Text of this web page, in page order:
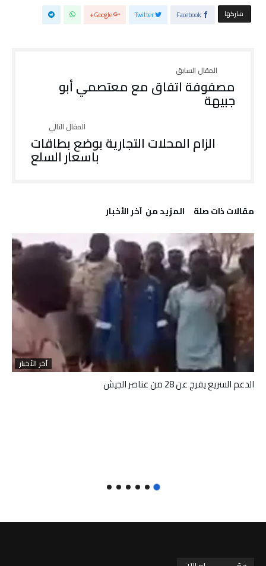
‫‫ شاركها‬ Facebook
Twitter
Google+
مصفوفة اتفاق مع معتصمي أبو
جبيهة
الزام المحلات التجارية بوضع بطاقات
باسعار السلع
‫مقالات ذات صلة‬ ‫المزيد من ‬ آخر الأخبار
آخر الأخبار
الدعم السريع يفرج عن 28 من عناصر الجيش